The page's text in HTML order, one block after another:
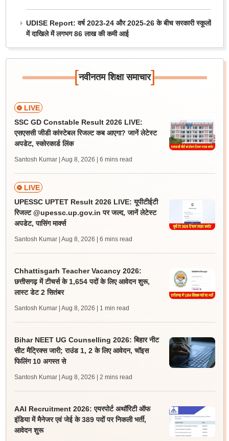
UDISE Report: वर्ष 2023-24 और 2025-26 के बीच सरकारी स्कूलों
में दाखिले में लगभग 86 लाख की कमी आई
[नवीनतम शिक्षा समाचार]
LIVE
SSC GD Constable Result 2026 LIVE:
एसएससी जीडी कांस्टेबल रिजल्ट कब आएगा? जानें लेटेस्ट
अपडेट, स्कोरकार्ड लिंक
Santosh Kumar | Aug 8, 2026 | 6 mins read
LIVE
UPESSC UPTET Result 2026 LIVE: यूपीटीईटी
रिजल्ट @upessc.up.gov.in पर जल्द, जानें लेटेस्ट
अपडेट, पासिंग मार्क्स
Santosh Kumar | Aug 8, 2026 | 6 mins read
Chhattisgarh Teacher Vacancy 2026:
छत्तीसगढ़ में टीचर्स के 1,654 पदों के लिए आवेदन शुरू,
लास्ट डेट 2 सितंबर
Santosh Kumar | Aug 8, 2026 | 1 min read
Bihar NEET UG Counselling 2026: बिहार नीट
सीट मैट्रिक्स जारी; राउंड 1, 2 के लिए आवेदन, चॉइस
फिलिंग 10 अगस्त से
Santosh Kumar | Aug 8, 2026 | 2 mins read
AAI Recruitment 2026: एयरपोर्ट अथॉरिटी ऑफ
इंडिया में मैनेजर एवं जेई के 389 पदों पर निकली भर्ती,
आवेदन शुरू